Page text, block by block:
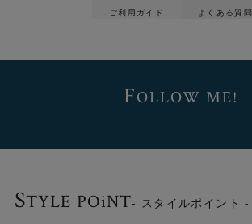
4種類のサイズバリエーション
ご利用ガイド よくある質問
FOLLOW ME!
STYLE POiNT- スタイルポイント -